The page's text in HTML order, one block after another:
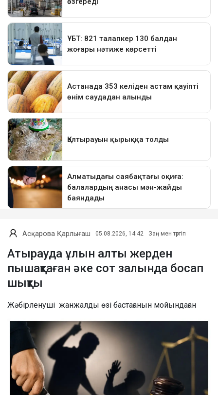
Асқарова Қарлығаш 05.08.2026, 14:42 Заң мен тәртіп
Атырауда ұлын алты жерден
пышақтаған әке сот залында босап
шықты
Жәбірленуші жанжалды өзі бастағанын мойындаған